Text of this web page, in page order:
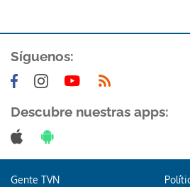
Síguenos:
Descubre nuestras apps:
Gente TVN